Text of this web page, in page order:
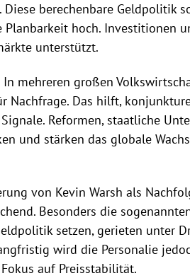
berechenbare
hoch. Investitionen
unterstützt.
mehreren großen
Das hilft,
Reformen, staatliche
und stärken das globale
von Kevin Warsh als
Besonders die
setzen, gerieten unter
wird die Personalie
auf Preisstabilität.